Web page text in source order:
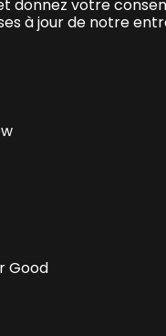
donnez votre
à jour de notre
Good